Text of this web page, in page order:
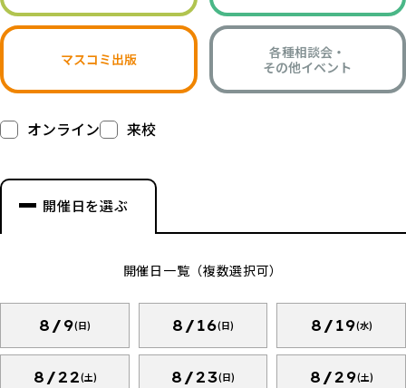
マスコミ出版
各種相談会・
その他イベント
オンライン 来校
開催日を選ぶ
開催日一覧（複数選択可）
8/9(日) 8/16(日) 8/19(水)
8/22(土) 8/23(日) 8/29(土)